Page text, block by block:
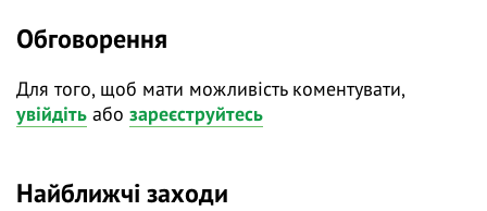
Обговорення
Для того, щоб мати можливість коментувати,
увійдіть або зареєструйтесь
Найближчі заходи